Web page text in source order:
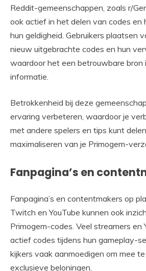
Reddit-gemeenschappen, zoals r/
ook actief in het delen van codes en
hun geldigheid. Gebruikers plaatsen
nieuw uitgebrachte codes en hun
waardoor het een betrouwbare bron
informatie.
Betrokkenheid bij deze
ervaring verbeteren, waardoor je
met andere spelers en tips kunt
maximaliseren van je Primogem-
Fanpagina’s en
Fanpagina’s en contentmakers op
Twitch en YouTube kunnen ook
Primogem-codes. Veel streamers en
actief codes tijdens hun gameplay-
kijkers vaak aanmoedigen om mee
exclusieve beloningen.